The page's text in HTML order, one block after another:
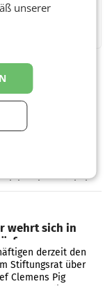
Teilen
- Presserat
Medienvertreter
Christian
wehrt sich in
derzeit den
Stiftungsrat über
Clemens Pig
unserer